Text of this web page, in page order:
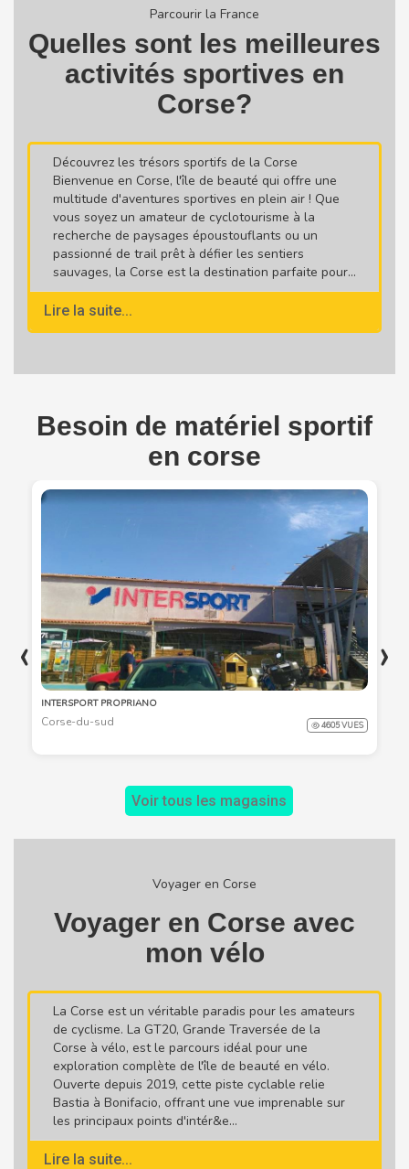
Parcourir la France
Quelles sont les meilleures
activités sportives en
Corse?
Découvrez les trésors sportifs de la Corse
Bienvenue en Corse, l'île de beauté qui offre une
multitude d'aventures sportives en plein air ! Que
vous soyez un amateur de cyclotourisme à la
recherche de paysages époustouflants ou un
passionné de trail prêt à défier les sentiers
sauvages, la Corse est la destination parfaite pour...
Lire la suite...
Besoin de matériel sportif
en corse
INTERSPORT PROPRIANO
Corse-du-sud 4605 VUES
‹ ›
Voir tous les magasins
Voyager en Corse
Voyager en Corse avec
mon vélo
La Corse est un véritable paradis pour les amateurs
de cyclisme. La GT20, Grande Traversée de la
Corse à vélo, est le parcours idéal pour une
exploration complète de l'île de beauté en vélo.
Ouverte depuis 2019, cette piste cyclable relie
Bastia à Bonifacio, offrant une vue imprenable sur
les principaux points d'intér&e...
Lire la suite...